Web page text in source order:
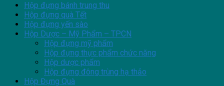
Hộp đựng bánh trung thu
Hộp đựng quà Tết
Hộp đựng yến sào
Hộp Dược – Mỹ Phẩm – TPCN
Hộp đựng mỹ phẩm
Hộp đựng thực phẩm chức năng
Hộp dược phẩm
Hộp đựng đông trùng hạ thảo
Hộp Đựng Quà